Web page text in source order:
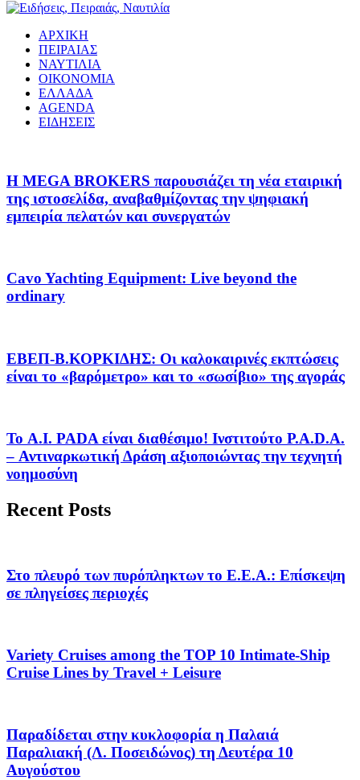
ΑΡΧΙΚΗ
ΠΕΙΡΑΙΑΣ
ΝΑΥΤΙΛΙΑ
ΟΙΚΟΝΟΜΙΑ
ΕΛΛΑΔΑ
AGENDA
ΕΙΔΗΣΕΙΣ
Η MEGA BROKERS παρουσιάζει τη νέα εταιρική
της ιστοσελίδα, αναβαθμίζοντας την ψηφιακή
εμπειρία πελατών και συνεργατών
Cavo Yachting Equipment: Live beyond the
ordinary
EΒΕΠ-Β.ΚΟΡΚΙΔΗΣ: Οι καλοκαιρινές εκπτώσεις
είναι το «βαρόμετρο» και το «σωσίβιο» της αγοράς
Το A.I. PADA είναι διαθέσιμο! Ινστιτούτο P.A.D.A.
– Αντιναρκωτική Δράση αξιοποιώντας την τεχνητή
νοημοσύνη
Recent Posts
Στο πλευρό των πυρόπληκτων το Ε.Ε.Α.: Επίσκεψη
σε πληγείσες περιοχές
Variety Cruises among the TOP 10 Intimate-Ship
Cruise Lines by Travel + Leisure
Παραδίδεται στην κυκλοφορία η Παλαιά
Παραλιακή (Λ. Ποσειδώνος) τη Δευτέρα 10
Αυγούστου